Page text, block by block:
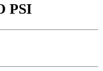
PSI